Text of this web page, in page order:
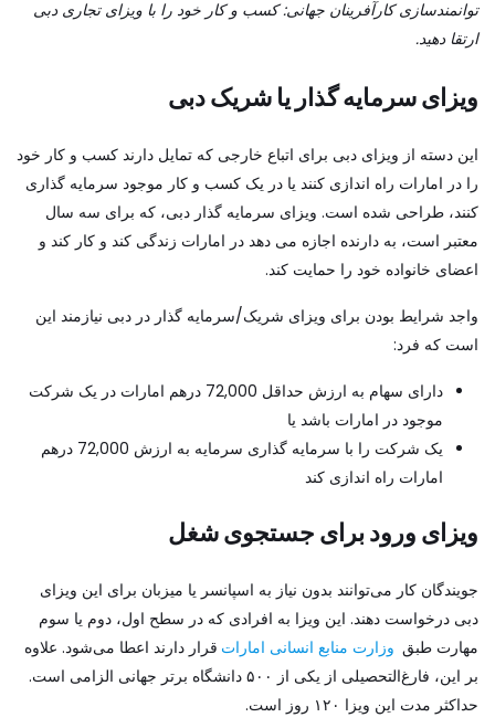
توانمندسازی کارآفرینان جهانی: کسب و کار خود را با ویزای تجاری دبی
ارتقا دهید.
ویزای سرمایه گذار یا شریک دبی
این دسته از ویزای دبی برای اتباع خارجی که تمایل دارند کسب و کار خود
را در امارات راه اندازی کنند یا در یک کسب و کار موجود سرمایه گذاری
کنند، طراحی شده است. ویزای سرمایه گذار دبی، که برای سه سال
معتبر است، به دارنده اجازه می دهد در امارات زندگی کند و کار کند و
اعضای خانواده خود را حمایت کند.
واجد شرایط بودن برای ویزای شریک/سرمایه گذار در دبی نیازمند این
است که فرد:
دارای سهام به ارزش حداقل 72,000 درهم امارات در یک شرکت
موجود در امارات باشد یا
یک شرکت را با سرمایه گذاری سرمایه به ارزش 72,000 درهم
امارات راه اندازی کند
ویزای ورود برای جستجوی شغل
جویندگان کار می‌توانند بدون نیاز به اسپانسر یا میزبان برای این ویزای
دبی درخواست دهند. این ویزا به افرادی که در سطح اول، دوم یا سوم
مهارت طبق وزارت منابع انسانی امارات‌ قرار دارند اعطا می‌شود. علاوه
بر این، فارغ‌التحصیلی از یکی از ۵۰۰ دانشگاه برتر جهانی الزامی است.
حداکثر مدت این ویزا ۱۲۰ روز است.